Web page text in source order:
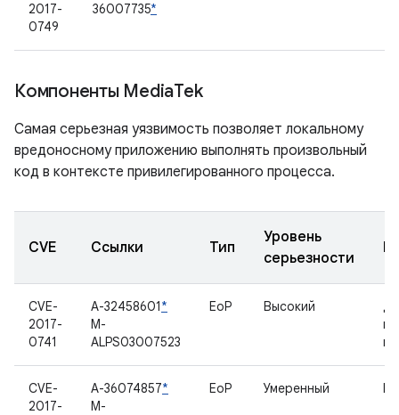
2017-
0749
36007735*
Компоненты MediaTek
Самая серьезная уязвимость позволяет локальному
вредоносному приложению выполнять произвольный
код в контексте привилегированного процесса.
CVE Ссылки Тип
Уровень
серьезности
CVE-
2017-
0741
A-32458601*
M-
ALPS03007523
EoP Высокий
CVE-
2017-
A-36074857*
M-
EoP Умеренный